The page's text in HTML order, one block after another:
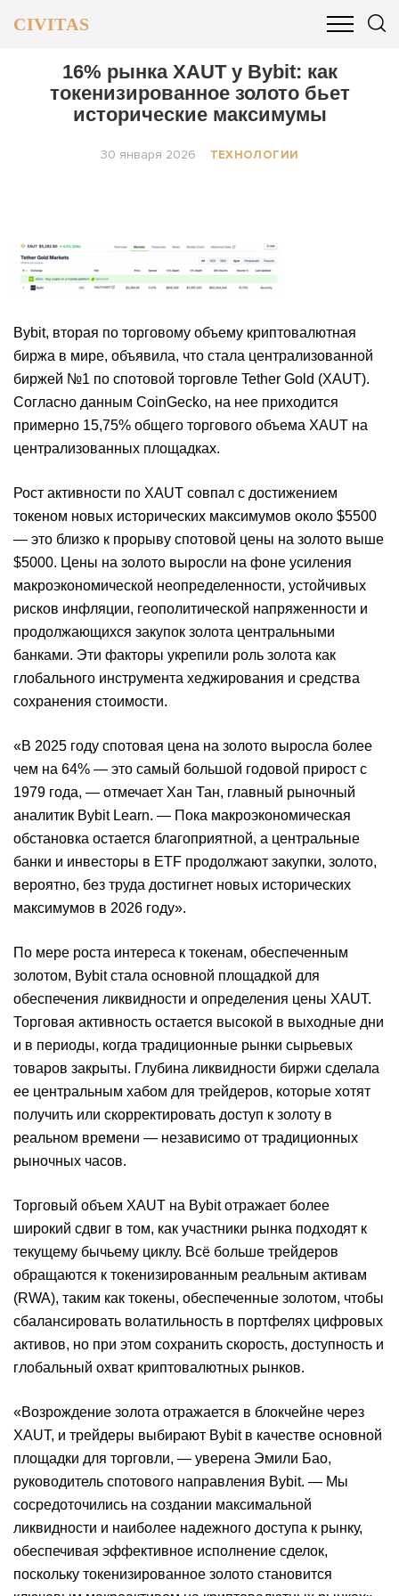
CIVITAS
ОБЩЕСТВО БИЗНЕС И ФИНАНСЫ
16% рынка XAUT у Bybit: как
токенизированное золото бьет
исторические максимумы
30 января 2026 ТЕХНОЛОГИИ
Bybit, вторая по торговому объему криптовалютная
биржа в мире, объявила, что стала централизованной
биржей №1 по спотовой торговле Tether Gold (XAUT).
Согласно данным CoinGecko, на нее приходится
примерно 15,75% общего торгового объема XAUT на
централизованных площадках.
Рост активности по XAUT совпал с достижением
токеном новых исторических максимумов около $5500
— это близко к прорыву спотовой цены на золото выше
$5000. Цены на золото выросли на фоне усиления
макроэкономической неопределенности, устойчивых
рисков инфляции, геополитической напряженности и
продолжающихся закупок золота центральными
банками. Эти факторы укрепили роль золота как
глобального инструмента хеджирования и средства
сохранения стоимости.
«В 2025 году спотовая цена на золото выросла более
чем на 64% — это самый большой годовой прирост с
1979 года, — отмечает Хан Тан, главный рыночный
аналитик Bybit Learn. — Пока макроэкономическая
обстановка остается благоприятной, а центральные
банки и инвесторы в ETF продолжают закупки, золото,
вероятно, без труда достигнет новых исторических
максимумов в 2026 году».
По мере роста интереса к токенам, обеспеченным
золотом, Bybit стала основной площадкой для
обеспечения ликвидности и определения цены XAUT.
Торговая активность остается высокой в выходные дни
и в периоды, когда традиционные рынки сырьевых
товаров закрыты. Глубина ликвидности биржи сделала
ее центральным хабом для трейдеров, которые хотят
получить или скорректировать доступ к золоту в
реальном времени — независимо от традиционных
рыночных часов.
Торговый объем XAUT на Bybit отражает более
широкий сдвиг в том, как участники рынка подходят к
текущему бычьему циклу. Всё больше трейдеров
обращаются к токенизированным реальным активам
(RWA), таким как токены, обеспеченные золотом, чтобы
сбалансировать волатильность в портфелях цифровых
активов, но при этом сохранить скорость, доступность и
глобальный охват криптовалютных рынков.
«Возрождение золота отражается в блокчейне через
XAUT, и трейдеры выбирают Bybit в качестве основной
площадки для торговли, — уверена Эмили Бао,
руководитель спотового направления Bybit. — Мы
сосредоточились на создании максимальной
ликвидности и наиболее надежного доступа к рынку,
обеспечивая эффективное исполнение сделок,
поскольку токенизированное золото становится